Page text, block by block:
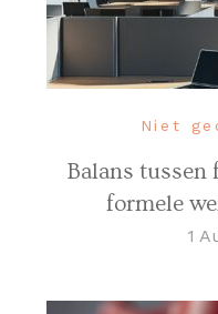
Niet
Balans tussen
formele
1